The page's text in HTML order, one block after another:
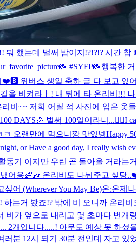
뭐 했는데 벌써 밤이지!?!?!? 시간 참
#SYFP📸행복한
위버스 생일 축하 글 다 보고 있
을 비켜라ㅏ! 내 뒤에 타 온리비!!!
리비~~ 저희 어릴 적 사진에 입은 옷
DAYS🎉 벌써 100일이라니...❤️‍🔥I
오랜만에 먹으니깡 맛있넹Happy
or Have a good day, I really wish
기 이지만 우린 곧 돌아올 거라는거
냈어용👶🎶 온리비도 나눠주고 싶
어 (Wherever You May Be)온:온제
는거 봤죠!? 밖에 비 오니까 온리
가 옆으로 내리고 몇 초마다 번
2개입니다.....! 아무도 예상 못 하셨
러분 12시 되기 30분 전인데 자고 있